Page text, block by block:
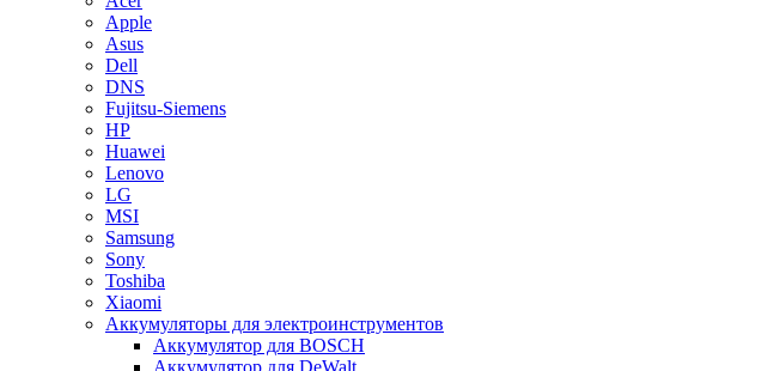
Apple
Asus
Dell
DNS
Fujitsu-Siemens
HP
Huawei
Lenovo
LG
MSI
Samsung
Sony
Toshiba
Xiaomi
Аккумуляторы для электроинструментов
Аккумулятор для BOSCH
Аккумулятор для DeWalt